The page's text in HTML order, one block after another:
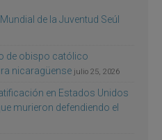
de la Juventud Seúl
de obispo católico
nicaragüense julio 25, 2026
en Estados Unidos
murieron defendiendo el